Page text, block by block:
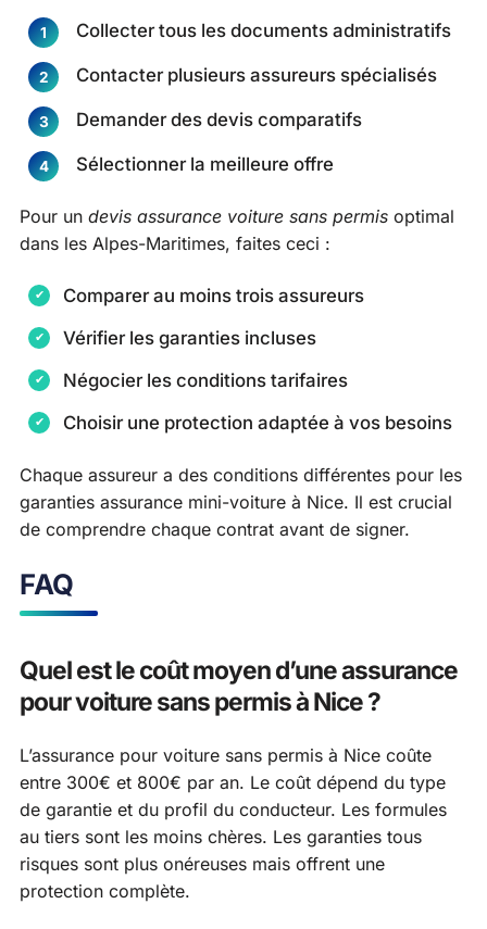
Collecter tous les documents administratifs
Contacter plusieurs assureurs spécialisés
Demander des devis comparatifs
Sélectionner la meilleure offre
Pour un devis assurance voiture sans permis optimal
dans les Alpes-Maritimes, faites ceci :
Comparer au moins trois assureurs
Vérifier les garanties incluses
Négocier les conditions tarifaires
Choisir une protection adaptée à vos besoins
Chaque assureur a des conditions différentes pour les
garanties assurance mini-voiture à Nice. Il est crucial
de comprendre chaque contrat avant de signer.
FAQ
Quel est le coût moyen d’une assurance
pour voiture sans permis à Nice ?
L’assurance pour voiture sans permis à Nice coûte
entre 300€ et 800€ par an. Le coût dépend du type
de garantie et du profil du conducteur. Les formules
au tiers sont les moins chères. Les garanties tous
risques sont plus onéreuses mais offrent une
protection complète.